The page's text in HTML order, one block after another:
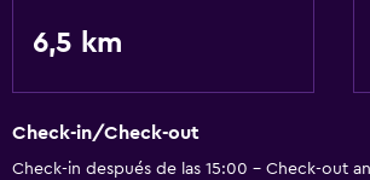
6,5 km
Check-in/Check-out
Check-in después de las 15:00 - Check-out